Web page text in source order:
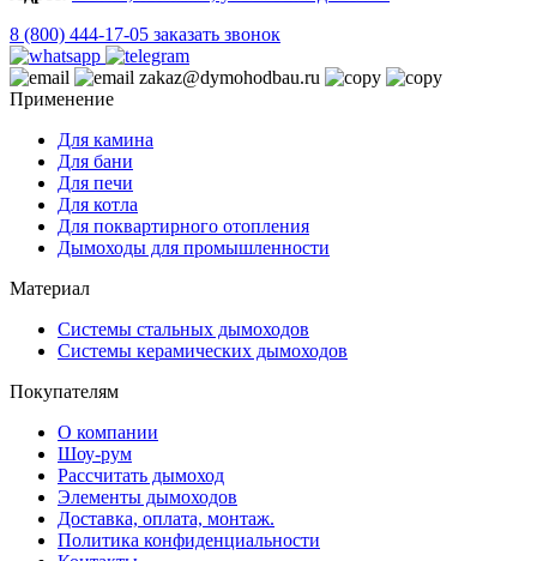
8 (800) 444-17-05 заказать звонок
zakaz@dymohodbau.ru
Применение
Для камина
Для бани
Для печи
Для котла
Для поквартирного отопления
Дымоходы для промышленности
Материал
Системы стальных дымоходов
Системы керамических дымоходов
Покупателям
О компании
Шоу-рум
Рассчитать дымоход
Элементы дымоходов
Доставка, оплата, монтаж.
Политика конфиденциальности